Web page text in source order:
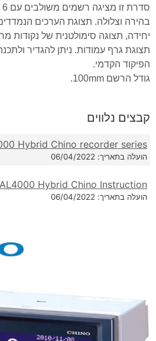
לאפס
את
כל
cached
בהירה וצלולה. תצוגת הערכים
יחידה, תצוגה סימולטנית של נקודות
תצוגת גרף עמודות. ניתן להגדיר
הפיקוד הקדמי.
גודל הרשם 100mm.
קבצים נלווים
Hybrid Chino recorder series
הועלה בתאריך: 06/04/2022
AL4000 Hybrid Chino Instruction
הועלה בתאריך: 06/04/2022